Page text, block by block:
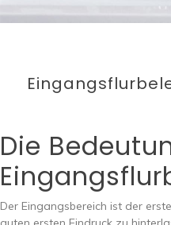
Die
Der Eingangsbereich ist der